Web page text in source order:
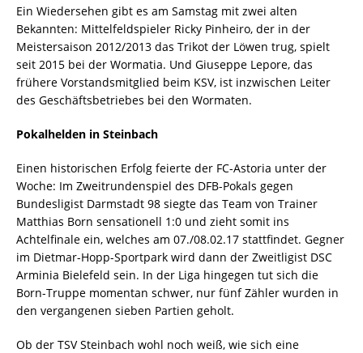
Ein Wiedersehen gibt es am Samstag mit zwei alten
Bekannten: Mittelfeldspieler Ricky Pinheiro, der in der
Meistersaison 2012/2013 das Trikot der Löwen trug, spielt
seit 2015 bei der Wormatia. Und Giuseppe Lepore, das
frühere Vorstandsmitglied beim KSV, ist inzwischen Leiter
des Geschäftsbetriebes bei den Wormaten.
Pokalhelden in Steinbach
Einen historischen Erfolg feierte der FC-Astoria unter der
Woche: Im Zweitrundenspiel des DFB-Pokals gegen
Bundesligist Darmstadt 98 siegte das Team von Trainer
Matthias Born sensationell 1:0 und zieht somit ins
Achtelfinale ein, welches am 07./08.02.17 stattfindet. Gegner
im Dietmar-Hopp-Sportpark wird dann der Zweitligist DSC
Arminia Bielefeld sein. In der Liga hingegen tut sich die
Born-Truppe momentan schwer, nur fünf Zähler wurden in
den vergangenen sieben Partien geholt.
Ob der TSV Steinbach wohl noch weiß, wie sich eine